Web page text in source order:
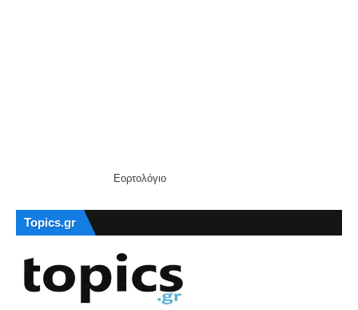
Εορτολόγιο
Topics.gr